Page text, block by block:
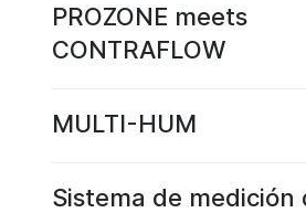
PROZONE meets
CONTRAFLOW
MULTI-HUM
Sistema de medición